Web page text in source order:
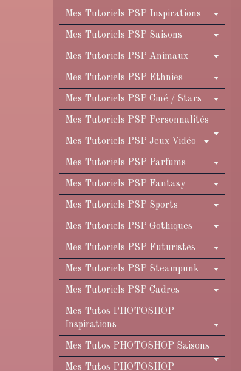
Mes Tutoriels PSP Inspirations
Mes Tutoriels PSP Saisons
Mes Tutoriels PSP Animaux
Mes Tutoriels PSP Ethnies
Mes Tutoriels PSP Ciné / Stars
Mes Tutoriels PSP Personnalités
Mes Tutoriels PSP Jeux Vidéo
Mes Tutoriels PSP Parfums
Mes Tutoriels PSP Fantasy
Mes Tutoriels PSP Sports
Mes Tutoriels PSP Gothiques
Mes Tutoriels PSP Futuristes
Mes Tutoriels PSP Steampunk
Mes Tutoriels PSP Cadres
Mes Tutos PHOTOSHOP
Inspirations
Mes Tutos PHOTOSHOP Saisons
Mes Tutos PHOTOSHOP